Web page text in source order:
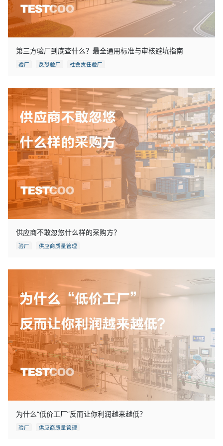
第三方验厂到底查什么？最全通用标准与审核避坑指南
验厂 反恐验厂 社会责任验厂
供应商不敢忽悠什么样的采购方？
验厂 供应商质量管理
为什么“低价工厂”反而让你利润越来越低？
验厂 供应商质量管理